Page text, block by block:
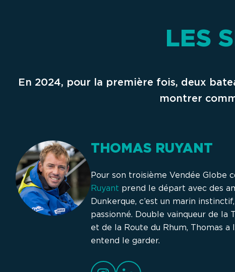
LES
En 2024, pour la première fois, deux
montrer
THOMAS RUYANT
Pour son troisième Vendée Globe
Ruyant prend le départ avec des
Dunkerque, c’est un marin
passionné. Double vainqueur de la
et de la Route du Rhum, Thomas a
entend le garder.